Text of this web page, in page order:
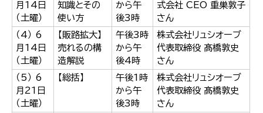
月14日
（土曜）
知識とその
使い方
から午
後3時
式会社 CEO 重巣敦子
さん
（4） 6
月14日
（土曜）
【販路拡大】
売れるの構
造解説
午後3時
から午
後4時
株式会社リュシオーブ
代表取締役 髙橋敦史
さん
（5） 6
月21日
（土曜）
【総括】
午後1時
から午
後3時
株式会社リュシオーブ
代表取締役 髙橋敦史
さん